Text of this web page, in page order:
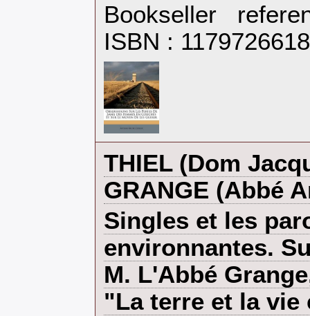
Bookseller
ISBN :
‎THIEL (Dom
GRANGE (Abbé
‎Singles et les
environnantes.
M. L'Abbé
"La terre et la vie